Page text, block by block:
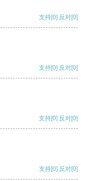
支持[0] 反对[0]
支持[0] 反对[0]
支持[0] 反对[0]
支持[0] 反对[0]